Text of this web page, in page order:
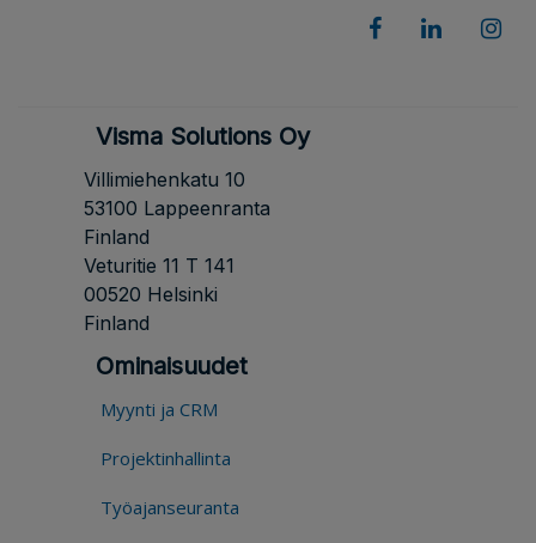
Visma Solutions Oy
Villimiehenkatu 10
53100 Lappeenranta
Finland
Veturitie 11 T 141
00520 Helsinki
Finland
Ominaisuudet
Myynti ja CRM
Projektinhallinta
Työajanseuranta